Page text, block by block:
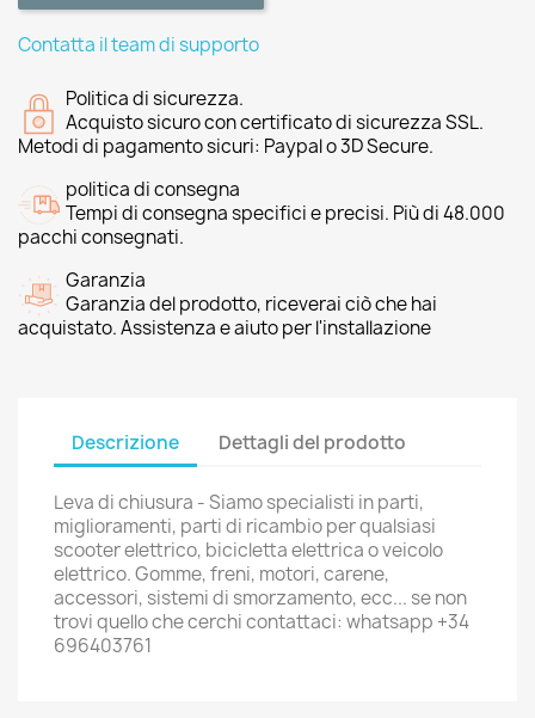
Contatta il team di supporto
Politica di sicurezza.
Acquisto sicuro con certificato di sicurezza SSL.
Metodi di pagamento sicuri: Paypal o 3D Secure.
politica di consegna
Tempi di consegna specifici e precisi. Più di 48.000
pacchi consegnati.
Garanzia
Garanzia del prodotto, riceverai ciò che hai
acquistato. Assistenza e aiuto per l'installazione
Descrizione Dettagli del prodotto
Leva di chiusura - Siamo specialisti in parti,
miglioramenti, parti di ricambio per qualsiasi
scooter elettrico, bicicletta elettrica o veicolo
elettrico. Gomme, freni, motori, carene,
accessori, sistemi di smorzamento, ecc... se non
trovi quello che cerchi contattaci: whatsapp +34
696403761